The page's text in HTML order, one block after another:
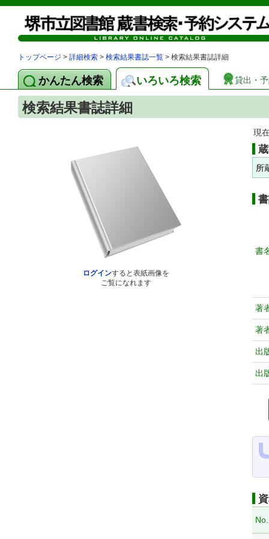
トップページ > 詳細検索 > 検索結果書誌一覧 > 検索結果書誌詳細
かんたん検索 いろいろ検索 貸出・
検索結果書誌詳細
ログインすると表紙画像を
ご覧になれます
現
所
書
著
著
出
出
No.